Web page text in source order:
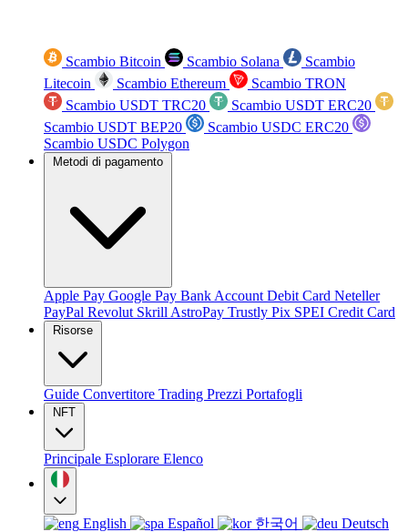
Scambio Bitcoin Scambio Solana
Scambio
Litecoin
Scambio Ethereum
Scambio TRON
Scambio USDT TRC20
Scambio USDT ERC20
Scambio USDT BEP20
Scambio USDC ERC20
Scambio USDC Polygon
Metodi di pagamento
Apple Pay Google Pay Bank Account Debit Card Neteller
PayPal Revolut Skrill AstroPay Trustly Pix SPEI Credit Card
Risorse
Guide Convertitore Trading Prezzi Portafogli
NFT
Principale Esplorare Elenco
English Español 한국어
Deutsch